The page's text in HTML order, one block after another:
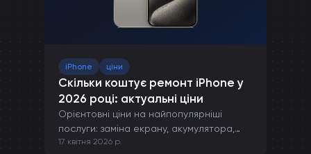
iPhone ціни
Скільки коштує ремонт iPhone у
2026 році: актуальні ціни
Орієнтовні ціни на найпопулярніші
послуги: заміна екрану, акумулятора,
камери та інших компонентів iPhone.
17 квітня 2026 р.